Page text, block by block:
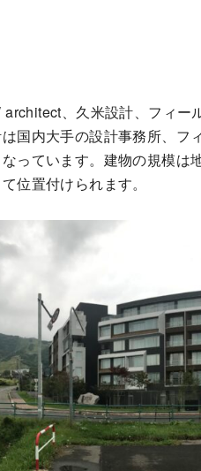
architect、久米設計、フィ
国内大手の設計事務所、フ
っています。建物の規模は
位置付けられます。